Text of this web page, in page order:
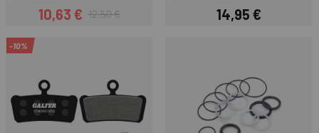
Preu
10,63 €Preu regular
12,50 €
Preu
14,95 €
-10%